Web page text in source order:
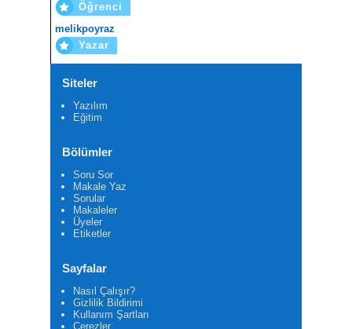
Öğrenci
melikpoyraz
Yazar
Siteler
Yazılım
Eğitim
Bölümler
Soru Sor
Makale Yaz
Sorular
Makaleler
Üyeler
Etiketler
Sayfalar
Nasıl Çalışır?
Gizlilik Bildirimi
Kullanım Şartları
Çerezler